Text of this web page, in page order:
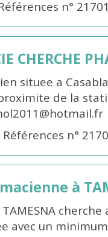
n°
CHERCHE
situee a
de la
Références n°
à
avec un